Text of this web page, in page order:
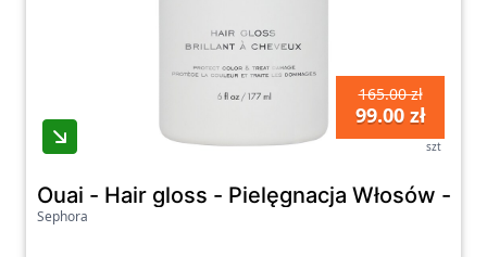
165.00 zł
99.00 zł
szt
Ouai - Hair gloss - Pielęgnacja Włosów -
Sephora